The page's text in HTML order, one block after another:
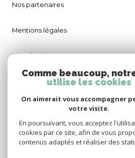
Nos partenaires
Mentions légales
Plan du site
Cookies
Comme beaucoup,
utilise les cookies
On aimerait vous accompagner
votre visite.
En poursuivant, vous acceptez
cookies par ce site, afin de vous
contenus adaptés et réaliser des